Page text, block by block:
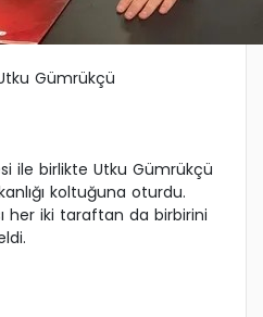
Gümrükçü
ile birlikte Utku Gümrükçü
koltuğuna oturdu.
her iki taraftan da birbirini